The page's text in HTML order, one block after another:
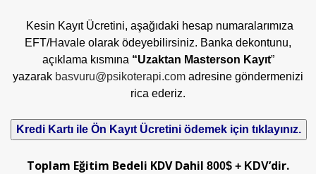
Kesin Kayıt Ücretini, aşağıdaki hesap numaralarımıza
EFT/Havale olarak ödeyebilirsiniz. Banka dekontunu,
açıklama kısmına “Uzaktan Masterson Kayıt”
yazarak basvuru@psikoterapi.com adresine göndermenizi
rica ederiz.
Toplam Eğitim Bedeli KDV Dahil 800$ + KDV’dir.